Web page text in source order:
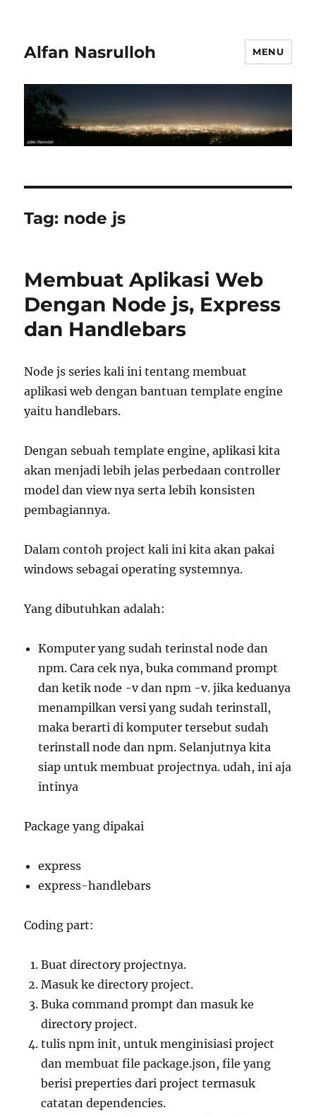
Alfan Nasrulloh MENU
Tag: node js
Membuat Aplikasi Web
Dengan Node js, Express
dan Handlebars
Node js series kali ini tentang membuat
aplikasi web dengan bantuan template engine
yaitu handlebars.
Dengan sebuah template engine, aplikasi kita
akan menjadi lebih jelas perbedaan controller
model dan view nya serta lebih konsisten
pembagiannya.
Dalam contoh project kali ini kita akan pakai
windows sebagai operating systemnya.
Yang dibutuhkan adalah:
Komputer yang sudah terinstal node dan
npm. Cara cek nya, buka command prompt
dan ketik node -v dan npm -v. jika keduanya
menampilkan versi yang sudah terinstall,
maka berarti di komputer tersebut sudah
terinstall node dan npm. Selanjutnya kita
siap untuk membuat projectnya. udah, ini aja
intinya
Package yang dipakai
express
express-handlebars
Coding part:
Buat directory projectnya.
Masuk ke directory project.
Buka command prompt dan masuk ke
directory project.
tulis npm init, untuk menginisiasi project
dan membuat file package.json, file yang
berisi preperties dari project termasuk
catatan dependencies.